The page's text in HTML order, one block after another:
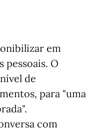
em
pessoais. O
de
para "uma
com